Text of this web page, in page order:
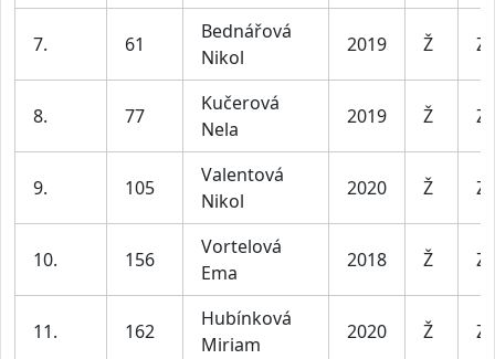
7. 61
Bednářová
Nikol
2019 Ž
8. 77
Kučerová
Nela
2019 Ž
9. 105
Valentová
Nikol
2020 Ž
10. 156
Vortelová
Ema
2018 Ž
11. 162
Hubínková
Miriam
2020 Ž